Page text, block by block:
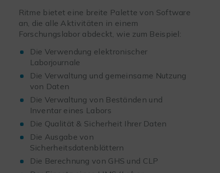
Ritme bietet eine breite Palette von Software
an, die alle Aktivitäten in einem
Forschungslabor abdeckt, wie zum Beispiel:
Die Verwendung elektronischer
Laborjournale
Die Verwaltung und gemeinsame Nutzung
von Daten
Die Verwaltung von Beständen und
Inventar eines Labors
Die Qualität & Sicherheit Ihrer Daten
Die Ausgabe von
Sicherheitsdatenblättern
Die Berechnung von GHS und CLP